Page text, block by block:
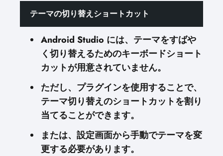
テーマの切り替えショートカット
Android Studio には、テーマをすばや
く切り替えるためのキーボードショート
カットが用意されていません。
ただし、プラグインを使用することで、
テーマ切り替えのショートカットを割り
当てることができます。
または、設定画面から手動でテーマを変
更する必要があります。